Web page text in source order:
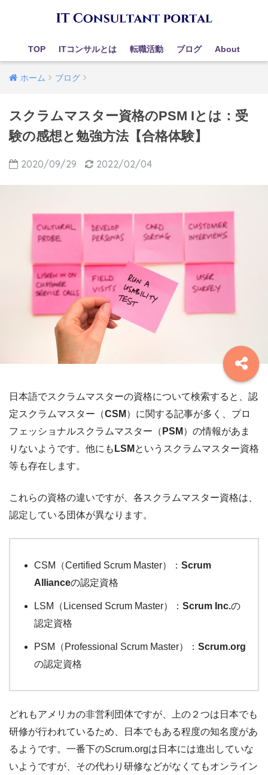
TOP ITコンサルとは 転職活動 ブログ About
ホーム ブログ
スクラムマスター資格のPSM Iとは：受
験の感想と勉強方法【合格体験】
2020/09/29 2022/02/04
日本語でスクラムマスターの資格について検索すると、認
定スクラムマスター（CSM ）に関する記事が多く、プロ
フェッショナルスクラムマスター（ PSM ）の情報があま
りないようです。他にも LSM というスクラムマスター資格
等も存在します。
これらの資格の違いですが、各スクラムマスター資格は、
認定している団体が異なります。
CSM（Certified Scrum Master）： Scrum
Allianceの認定資格
LSM（Licensed Scrum Master）： Scrum Inc.の
認定資格
PSM（Professional Scrum Master）： Scrum.org
の認定資格
どれもアメリカの非営利団体ですが、上の２つは日本でも
研修が行われているため、日本でもある程度の知名度があ
るようです。一番下のScrum.orgは日本には進出していな
いようですが、その代わり研修などがなくてもオンライン